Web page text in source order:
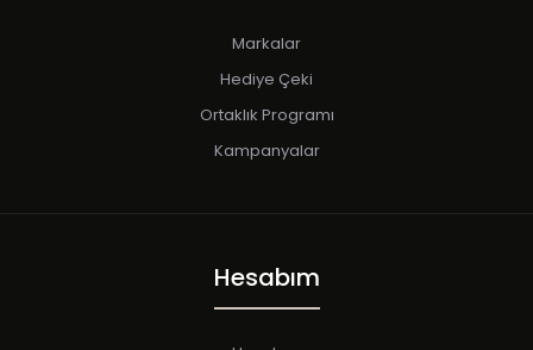
Markalar
Hediye Çeki
Ortaklık Programı
Kampanyalar
Hesabım